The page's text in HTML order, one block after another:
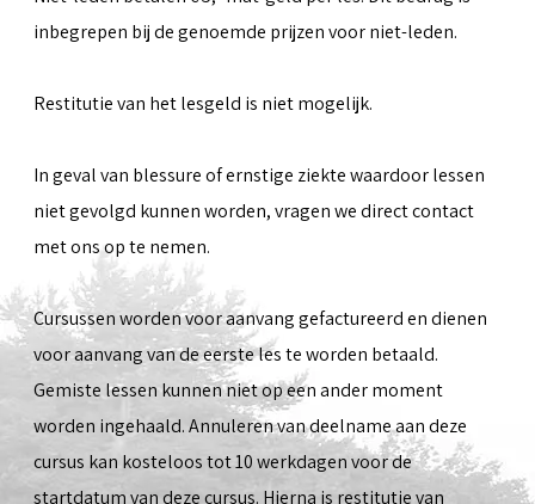
inbegrepen bij de genoemde prijzen voor niet-leden.
Restitutie van het lesgeld is niet mogelijk.
In geval van blessure of ernstige ziekte waardoor lessen
niet gevolgd kunnen worden, vragen we direct contact
met ons op te nemen.
Cursussen worden voor aanvang gefactureerd en dienen
voor aanvang van de eerste les te worden betaald.
Gemiste lessen kunnen niet op een ander moment
worden ingehaald. Annuleren van deelname aan deze
cursus kan kosteloos tot 10 werkdagen voor de
startdatum van deze cursus. Hierna is restitutie van